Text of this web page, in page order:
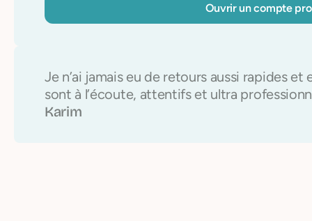
Ouvrir un compte pro
Je n’ai jamais eu de retours aussi rapides et
sont à l’écoute, attentifs et ultra
Karim